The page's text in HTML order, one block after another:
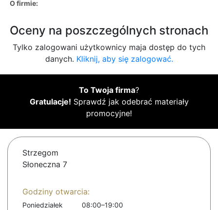
O firmie:
Oceny na poszczególnych stronach
Tylko zalogowani użytkownicy maja dostęp do tych
danych. Kliknij, aby się zalogować.
To Twoja firma?
Gratulacje! Sprawdź jak odebrać materiały
promocyjne!
Strzegom
Słoneczna 7
Godziny otwarcia:
Poniedziałek
08:00–19:00